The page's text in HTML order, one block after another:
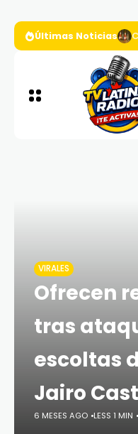
Últimas Noticias
VIRALES
Ofrecen
tras
escoltas
Jairo
6 MESES AGO LESS 1 MIN